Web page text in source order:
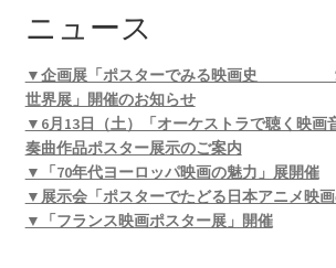
ニュース
▼企画展「ポスターでみる映画史 愛
世界展」開催のお知らせ
▼6月13日（土）「オーケストラで聴く映画
奏曲作品ポスター展示のご案内
▼「70年代ヨーロッパ映画の魅力」展開催
▼展示会「ポスターでたどる日本アニメ映
▼「フランス映画ポスター展」開催